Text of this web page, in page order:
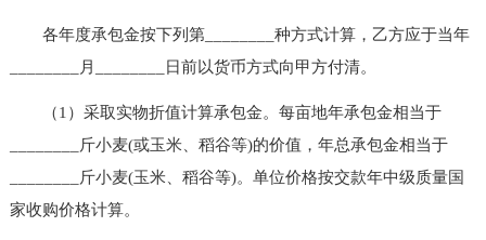
各年度承包金按下列第________种方式计算，乙方应于当年
________月________日前以货币方式向甲方付清。
（1）采取实物折值计算承包金。每亩地年承包金相当于
________斤小麦(或玉米、稻谷等)的价值，年总承包金相当于
________斤小麦(玉米、稻谷等)。单位价格按交款年中级质量国
家收购价格计算。